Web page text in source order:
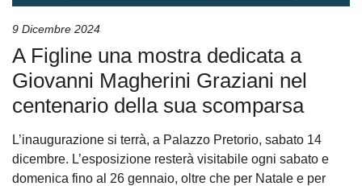
9 Dicembre 2024
A Figline una mostra dedicata a
Giovanni Magherini Graziani nel
centenario della sua scomparsa
L’inaugurazione si terrà, a Palazzo Pretorio, sabato 14
dicembre. L’esposizione resterà visitabile ogni sabato e
domenica fino al 26 gennaio, oltre che per Natale e per